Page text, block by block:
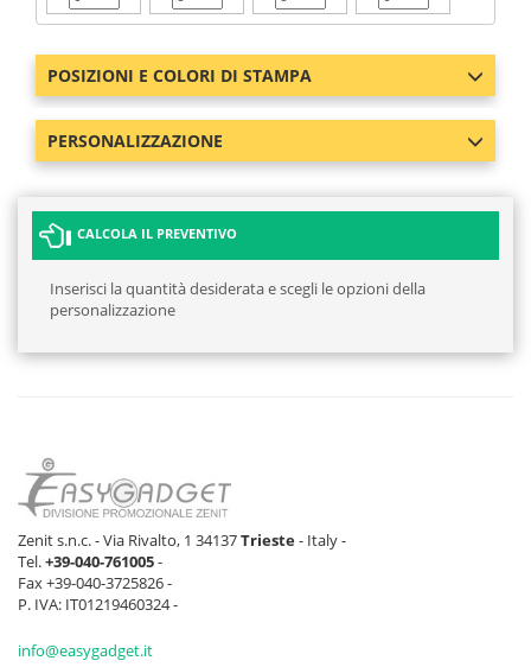
POSIZIONI E COLORI DI STAMPA
PERSONALIZZAZIONE
CALCOLA IL PREVENTIVO
Inserisci la quantità desiderata e scegli le opzioni della
personalizzazione
Zenit s.n.c. - Via Rivalto, 1 34137Trieste- Italy -
Tel.+39-040-761005-
Fax +39-040-3725826 -
P. IVA: IT01219460324 -
info@easygadget.it